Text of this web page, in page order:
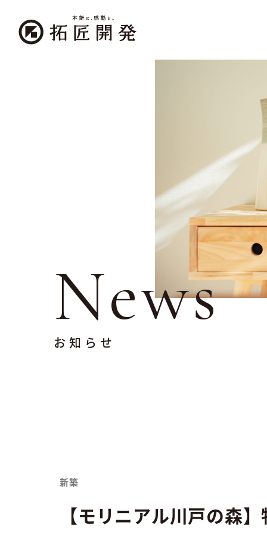
News
お知らせ
新築
【モリニアル川戸の森